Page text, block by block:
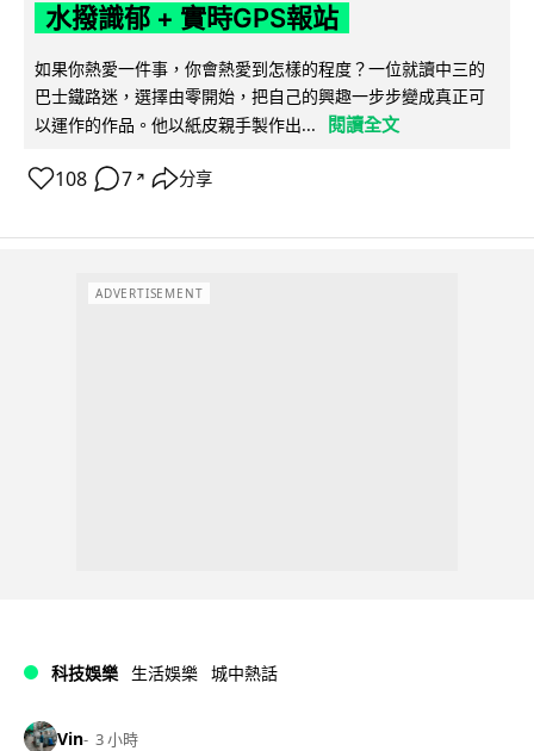
水撥識郁 + 實時GPS報站
如果你熱愛一件事，你會熱愛到怎樣的程度？一位就讀中三的
巴士鐵路迷，選擇由零開始，把自己的興趣一步步變成真正可
以運作的作品。他以紙皮親手製作出...
閱讀全文
108 7 ↗ 分享
ADVERTISEMENT
科技娛樂 生活娛樂 城中熱話
Vin 3 小時